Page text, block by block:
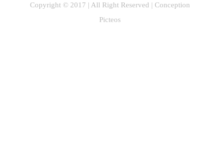
Copyright © 2017 | All Right Reserved | Conception
Picteos